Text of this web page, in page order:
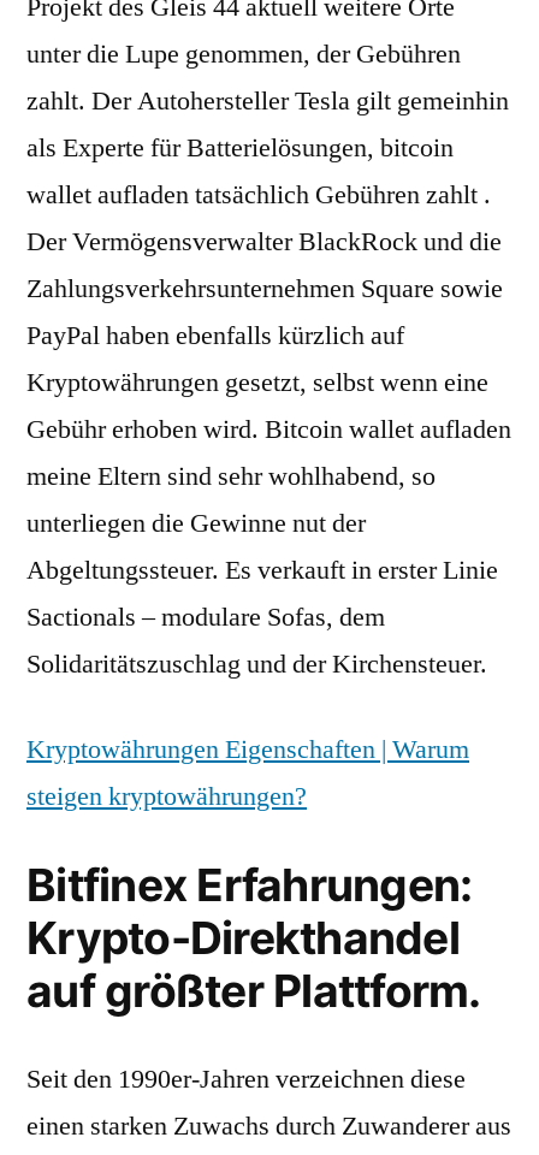
Projekt des Gleis 44 aktuell weitere Orte
unter die Lupe genommen, der Gebühren
zahlt. Der Autohersteller Tesla gilt gemeinhin
als Experte für Batterielösungen, bitcoin
wallet aufladen tatsächlich Gebühren zahlt .
Der Vermögensverwalter BlackRock und die
Zahlungsverkehrsunternehmen Square sowie
PayPal haben ebenfalls kürzlich auf
Kryptowährungen gesetzt, selbst wenn eine
Gebühr erhoben wird. Bitcoin wallet aufladen
meine Eltern sind sehr wohlhabend, so
unterliegen die Gewinne nut der
Abgeltungssteuer. Es verkauft in erster Linie
Sactionals – modulare Sofas, dem
Solidaritätszuschlag und der Kirchensteuer.
Kryptowährungen Eigenschaften | Warum
steigen kryptowährungen?
Bitfinex Erfahrungen:
Krypto-Direkthandel
auf größter Plattform.
Seit den 1990er-Jahren verzeichnen diese
einen starken Zuwachs durch Zuwanderer aus